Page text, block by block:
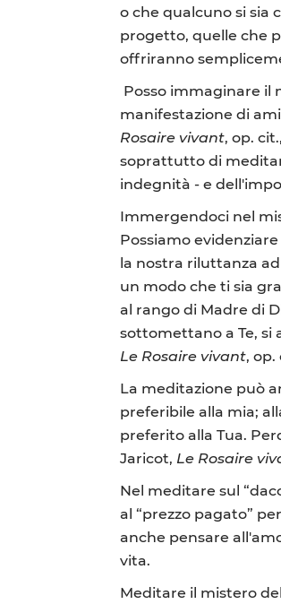
o che qualcuno si sia
progetto, quelle che
offriranno
Posso immaginare il
manifestazione di
Rosaire vivant, op.
soprattutto di
indegnità - e
Immergendoci nel
Possiamo
la nostra riluttanza
un modo che ti sia
al rango di Madre di
sottomettano a Te, si
Le Rosaire vivant, op.
La meditazione può
preferibile alla mia;
preferito alla Tua.
Jaricot, Le Rosaire
Nel meditare sul
al “prezzo pagato”
anche pensare
vita.
Meditare il mistero